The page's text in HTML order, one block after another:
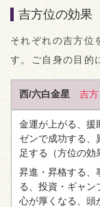
吉方位の効果
それぞれの吉方位
す。ご自身の目的
西/六白金星 吉方
金運が上がる、援
ゼンで成功する、
足する （方位の効
昇進・昇格する、
る、投資・ギャン
心が厚くなる、頭